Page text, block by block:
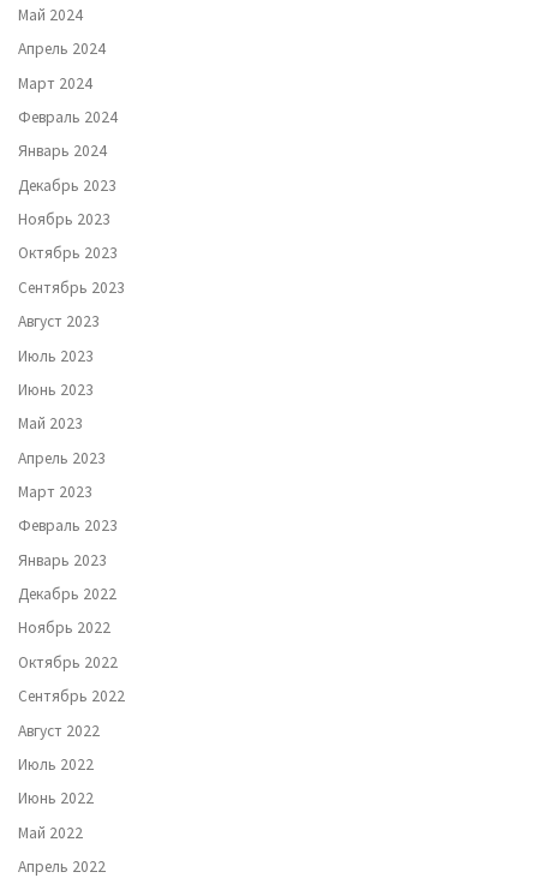
Май 2024
Апрель 2024
Март 2024
Февраль 2024
Январь 2024
Декабрь 2023
Ноябрь 2023
Октябрь 2023
Сентябрь 2023
Август 2023
Июль 2023
Июнь 2023
Май 2023
Апрель 2023
Март 2023
Февраль 2023
Январь 2023
Декабрь 2022
Ноябрь 2022
Октябрь 2022
Сентябрь 2022
Август 2022
Июль 2022
Июнь 2022
Май 2022
Апрель 2022